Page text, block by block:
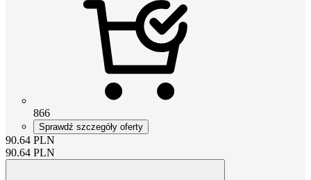
866
Sprawdź szczegóły oferty
90.64 PLN
90.64 PLN